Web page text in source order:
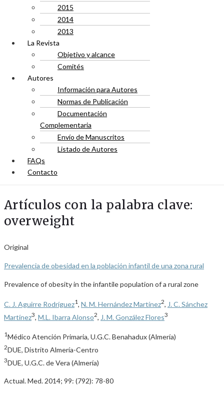
2015
2014
2013
La Revista
Objetivo y alcance
Comités
Autores
Información para Autores
Normas de Publicación
Documentación
Complementaria
Envío de Manuscritos
Listado de Autores
FAQs
Contacto
Artículos con la palabra clave:
overweight
Original
Prevalencia de obesidad en la población infantil de una zona rural
Prevalence of obesity in the infantile population of a rural zone
C. J. Aguirre Rodríguez1, N. M. Hernández Martínez2, J. C. Sánchez
Martínez3 M.L. Ibarra Alonso2 J. M. González Flores3
1Médico Atención Primaria, U.G.C. Benahadux (Almería)
2DUE, Distrito Almería-Centro
3DUE, U.G.C. de Vera (Almería)
Actual. Med. 2014; 99: (792): 78-80